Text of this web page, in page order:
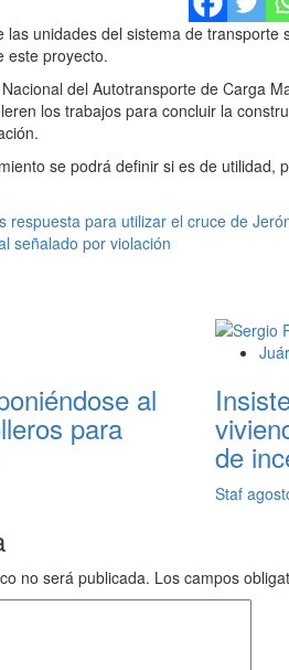
las unidades del sistema de
este proyecto.
del Autotransporte de Carga
los trabajos para concluir la
se podrá definir si es de
respuesta para utilizar el cruce de
señalado por violación
al
para
de
Staf
no será publicada. Los campos